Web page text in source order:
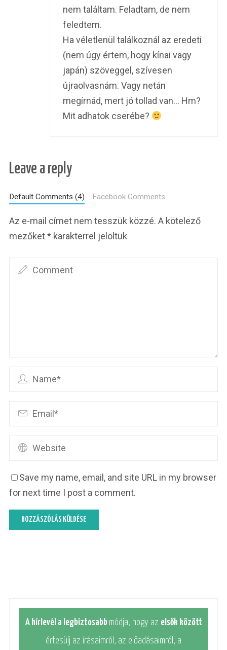
nem találtam. Feladtam, de nem
feledtem.
Ha véletlenül találkoznál az eredeti
(nem úgy értem, hogy kínai vagy
japán) szöveggel, szívesen
újraolvasnám. Vagy netán
megírnád, mert jó tollad van… Hm?
Mit adhatok cserébe?
Leave a reply
Default Comments (4) Facebook Comments
Az e-mail címet nem tesszük közzé. A kötelező
mezőket* karakterrel jelöltük
Save my name, email, and site URL in my browser
for next time I post a comment.
A hírlevél a legbiztosabb módja, hogy az elsők között
értesülj az írásaimról, az előadásaimról, a